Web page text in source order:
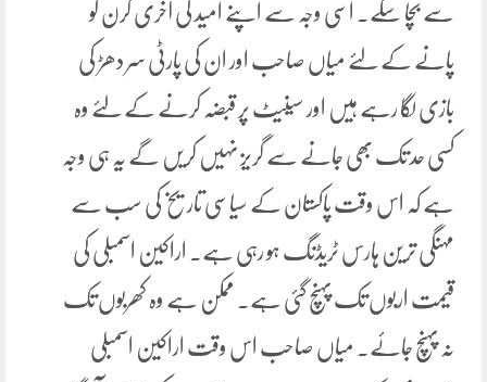
سے بچا سکے۔ اسی وجہ سے اپنے امید کی آخری کرن کو
پانے کے لئے میاں صاحب اور ان کی پارٹی سر دھڑ کی
بازی لگا رہے ہیں اور سینیٹ پر قبضہ کرنے کے لئے وہ
کسی حد تک بھی جانے سے گریز نہیں کریں گے یہ ہی وجہ
ہے کہ اس وقت پاکستان کے سیاسی تاریخ کی سب سے
مہنگی ترین ہارس ٹریڈنگ ہو رہی ہے۔ اراکین اسمبلی کی
قیمت اربوں تک پہنچ گئی ہے۔ ممکن ہے وہ کھربوں تک
نہ پہنچ جائے۔ میاں صاحب اس وقت اراکین اسمبلی